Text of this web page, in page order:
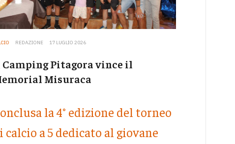
REDAZIONE 17 LUGLIO 2026
Pitagora vince il
Misuraca
la 4° edizione del torneo
calcio a 5 dedicato al giovane